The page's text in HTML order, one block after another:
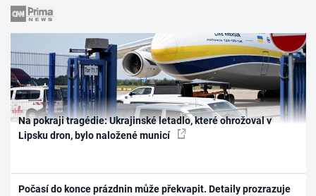
Na pokraji tragédie: Ukrajinské letadlo, které ohrožoval v
Lipsku dron, bylo naložené municí
Počasí do konce prázdnin může překvapit. Detaily prozrazuje